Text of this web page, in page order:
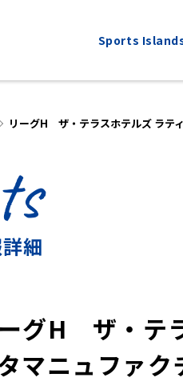
Sports
ーツ
リーグH ザ・テラスホテルズ ラテ
細
グH ザ・テ
マニュファ